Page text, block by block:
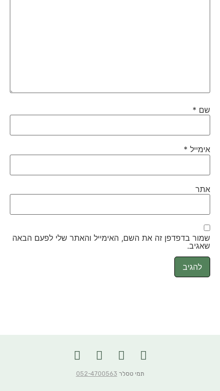
שם *
אימייל *
אתר
שמור בדפדפן זה את השם, האימייל והאתר שלי לפעם הבאה
שאגיב.
תמי טסלר 052-4700563